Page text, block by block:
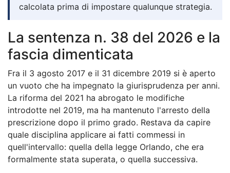
calcolata prima di impostare qualunque strategia.
La sentenza n. 38 del 2026 e la
fascia dimenticata
Fra il 3 agosto 2017 e il 31 dicembre 2019 si è aperto
un vuoto che ha impegnato la giurisprudenza per anni.
La riforma del 2021 ha abrogato le modifiche
introdotte nel 2019, ma ha mantenuto l'arresto della
prescrizione dopo il primo grado. Restava da capire
quale disciplina applicare ai fatti commessi in
quell'intervallo: quella della legge Orlando, che era
formalmente stata superata, o quella successiva.